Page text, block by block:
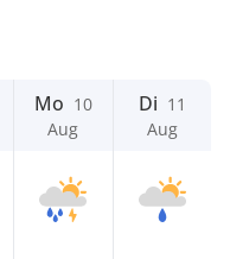
Mo 10
Aug
Di 11
Aug